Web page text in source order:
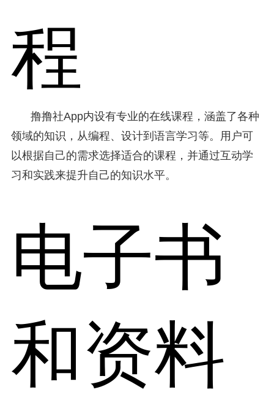
程
撸撸社App内设有专业的在线课程，涵盖了各种
领域的知识，从编程、设计到语言学习等。用户可
以根据自己的需求选择适合的课程，并通过互动学
习和实践来提升自己的知识水平。
电子书
和资料